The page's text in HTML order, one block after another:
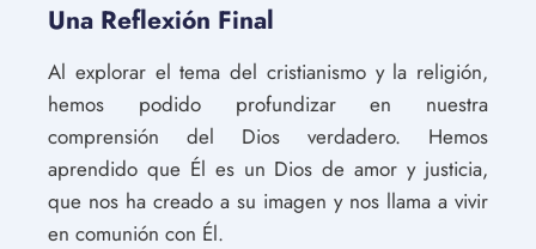
Una Reflexión Final
Al explorar el tema del cristianismo y la religión,
hemos podido profundizar en nuestra
comprensión del Dios verdadero. Hemos
aprendido que Él es un Dios de amor y justicia,
que nos ha creado a su imagen y nos llama a vivir
en comunión con Él.